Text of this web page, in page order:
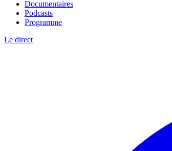
Documentaires
Podcasts
Programme
Le direct